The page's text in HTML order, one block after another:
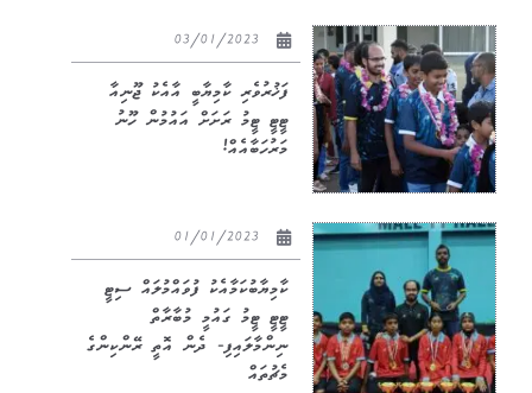
ފަޚުރުވެރި ކާމިޔާބީ އާއެކު ޖޫނިއާ
ޓީޓީ ޓީމު ރަށަށް އައުމުން ހޫނު
މަރުހަބާއެއް!
ކާމިޔާބުކަމާއެކު ފުވައްމުލައް ސިޓީ
ޓީޓީ ޓީމު ގައުމީ މުބާރާތް
ނިންމާލައިފި- ދެން އޮތީ ރޭންކިންގެ
މެޗުތައް